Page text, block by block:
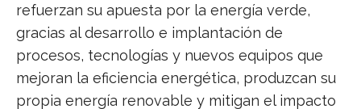
refuerzan su apuesta por la energía verde,
gracias al desarrollo e implantación de
procesos, tecnologías y nuevos equipos que
mejoran la eficiencia energética, produzcan su
propia energía renovable y mitigan el impacto